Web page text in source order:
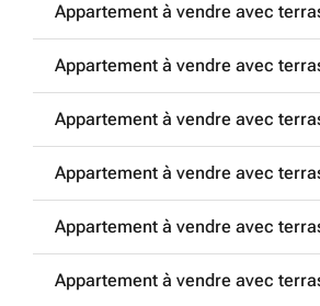
Appartement à vendre avec
Appartement à vendre avec
Appartement à vendre avec